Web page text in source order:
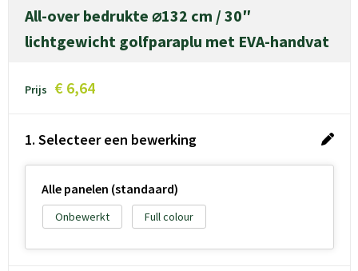
All-over bedrukte ⌀132 cm / 30″
lichtgewicht golfparaplu met EVA-handvat
Prijs € 6,64
1. Selecteer een bewerking
Alle panelen (standaard)
Onbewerkt Full colour